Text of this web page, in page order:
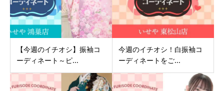
【今週のイチオシ】振袖コ
ーディネート～ピ...
今週のイチオシ！白振袖コ
ーディネートをご...